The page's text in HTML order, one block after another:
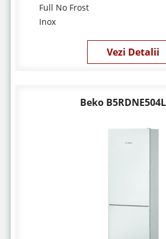
Full No Frost
Inox
Vezi Detalii
Beko